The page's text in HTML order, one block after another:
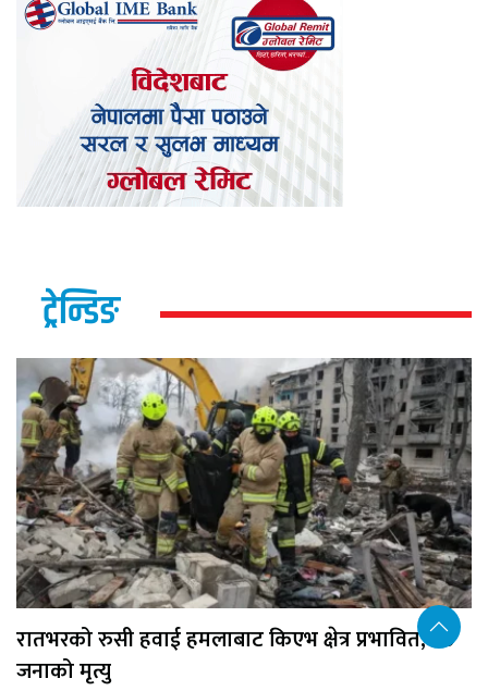
ट्रेन्डिङ
रातभरको रुसी हवाई हमलाबाट किएभ क्षेत्र प्रभावित, १७
जनाको मृत्यु